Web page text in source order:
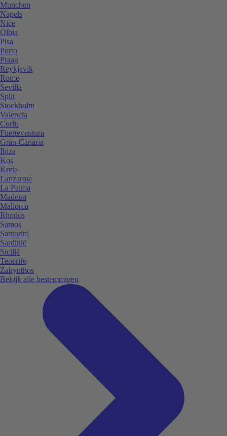
Munchen
Napels
Nice
Olbia
Pisa
Porto
Praag
Reykjavik
Rome
Sevilla
Split
Stockholm
Valencia
Corfu
Fuerteventura
Gran-Canaria
Ibiza
Kos
Kreta
Lanzarote
La Palma
Madeira
Mallorca
Rhodos
Samos
Santorini
Sardinië
Sicilië
Tenerife
Zakynthos
Bekijk alle bestemmigen